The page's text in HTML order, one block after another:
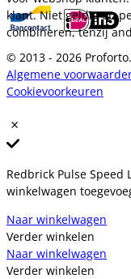
klant. Niet geldig op
combineren, tenzij
© 2013 - 2026
Algemene
Cookievoorkeuren
Redbrick Pulse Speed
winkelwagen
Naar winkelwagen
Verder winkelen
Naar winkelwagen
Verder winkelen